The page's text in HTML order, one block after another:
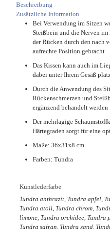
Beschreibung
Zusätzliche Information
Bei Verwendung im Sitzen
Steißbein und die Nerven im
der Rücken durch den nach
aufrechte Position gebracht
Das Kissen kann auch im
dabei unter Ihrem Gesäß
Durch die Anwendung des
Rückenschmerzen und
ergänzend behandelt werden
Der mehrlagige
Härtegraden sorgt für eine
Maße: 36x31x8 cm
Farben: Tundra
Kunstlederfarbe
Tundra anthrazit, Tundra apfel,
Tundra atoll, Tundra chrom,
limone, Tundra orchidee, Tundra
Tundra safran, Tundra sand,